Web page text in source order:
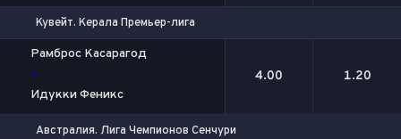
Кувейт. Керала Премьер-лига
Рамброс Касарагод
-
Идукки Феникс
4.00 1.20
Австралия. Лига Чемпионов Сенчури